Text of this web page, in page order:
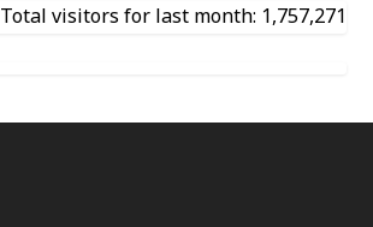
Total visitors for last month: 1,757,271